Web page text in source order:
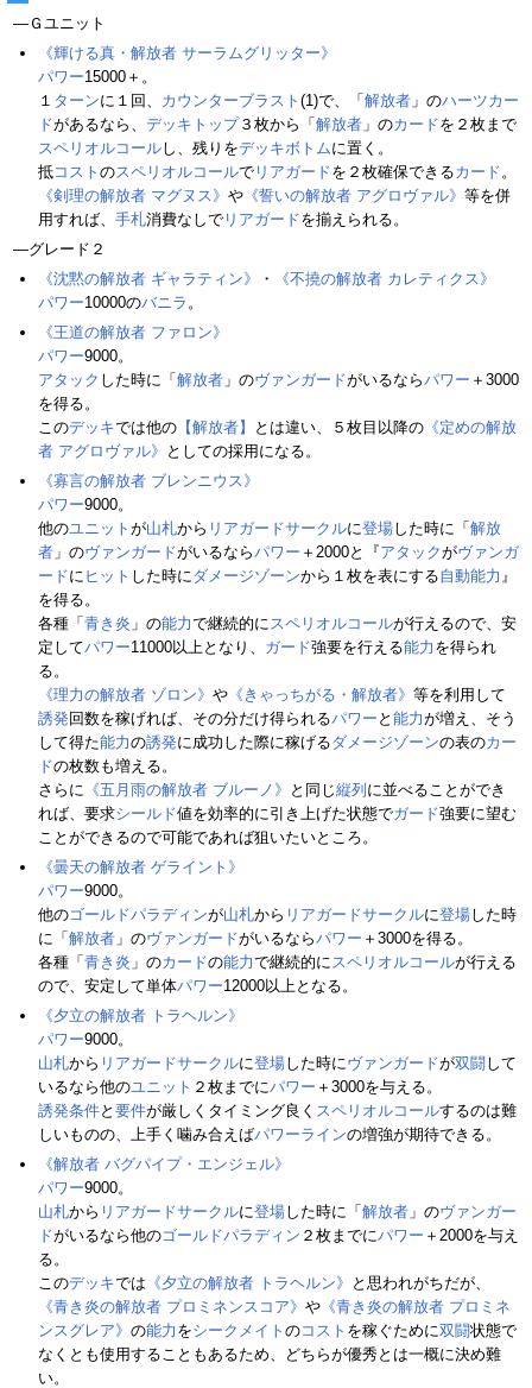
―Ｇユニット
《輝ける真・解放者 サーラムグリッター》
パワー15000＋。
１ ターンに１回、 カウンターブラスト (1)で、「 解放者 」のハーツカー
ドがあるなら、 デッキトップ３枚から「 解放者 」のカードを２枚まで
スペリオルコールし、残りをデッキボトムに置く。
抵コスト のスペリオルコールで リアガードを２枚確保できるカード 。
《剣理の解放者 マグヌス》 や 《誓いの解放者 アグロヴァル》 等を併
用すれば、 手札消費なしで リアガードを揃えられる。
―グレード２
《沈黙の解放者 ギャラティン》
・
《不撓の解放者 カレティクス》
パワー10000のバニラ 。
《王道の解放者 ファロン》
パワー9000。
アタック した時に「 解放者 」のヴァンガードがいるならパワー ＋3000
を得る。
このデッキでは他の 【解放者】 とは違い、５枚目以降の 《定めの解放
者 アグロヴァル》 としての採用になる。
《寡言の解放者 ブレンニウス》
パワー9000。
他のユニット が山札から リアガードサークルに登場した時に「 解放
者 」のヴァンガードがいるならパワー ＋2000と『アタックがヴァンガ
ードに ヒット した時にダメージゾーンから１枚を表にする自動能力 』
を得る。
各種「 青き炎 」の能力で継続的に スペリオルコールが行えるので、安
定してパワー11000以上となり、 ガード強要を行える能力 を得られ
る。
《理力の解放者 ゾロン》 や 《きゃっちがる・解放者》 等を利用して
誘発 回数を稼げれば、その分だけ得られるパワー と 能力が増え、そう
して得た能力の誘発に成功した際に稼げるダメージゾーンの表のカー
ドの枚数も増える。
さらに 《五月雨の解放者 ブルーノ》 と同じ縦列 に並べることができ
れば、要求シールド値を効率的に引き上げた状態でガード強要に望む
ことができるので可能であれば狙いたいところ。
《曇天の解放者 ゲライント》
パワー9000。
他のゴールドパラディンが山札から リアガードサークルに登場した時
に「 解放者 」のヴァンガードがいるならパワー ＋3000を得る。
各種「 青き炎 」のカードの能力で継続的に スペリオルコールが行える
ので、安定して単体パワー12000以上となる。
《夕立の解放者 トラヘルン》
パワー9000。
山札から リアガードサークルに登場した時にヴァンガードが双闘 して
いるなら他のユニット ２枚までにパワー ＋3000を与える。
誘発条件と 要件が厳しくタイミング良く スペリオルコールするのは難
しいものの、上手く噛み合えばパワーラインの増強が期待できる。
《解放者 バグパイプ・エンジェル》
パワー9000。
山札から リアガードサークルに登場した時に「 解放者 」のヴァンガー
ドがいるなら他のゴールドパラディン ２枚までにパワー ＋2000を与え
る。
このデッキでは 《夕立の解放者 トラヘルン》 と思われがちだが、
《青き炎の解放者 プロミネンスコア》 や 《青き炎の解放者 プロミネ
ンスグレア》 の能力 をシークメイト のコスト を稼ぐために双闘状態で
なくとも使用することもあるため、どちらが優秀とは一概に決め難
い。